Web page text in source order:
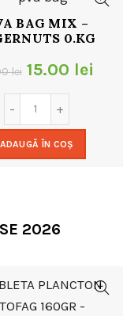
BAG MIX –
0.KG
lei Prețul
inițial
a
fost:
15.00 lei
ADAUGĂ ÎN COȘ
2026